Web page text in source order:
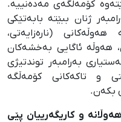
کۆمەڵگەی مەدەنییە.
ژنان ببێتە بابەتێکی
(نارەزایەتی،
هەوڵە ئاگایی بەخشەکان
بەرامبەر توندتیژی
و تاکەکانی کۆمەڵگە
بکەن.
و کاریگەرییان پێی